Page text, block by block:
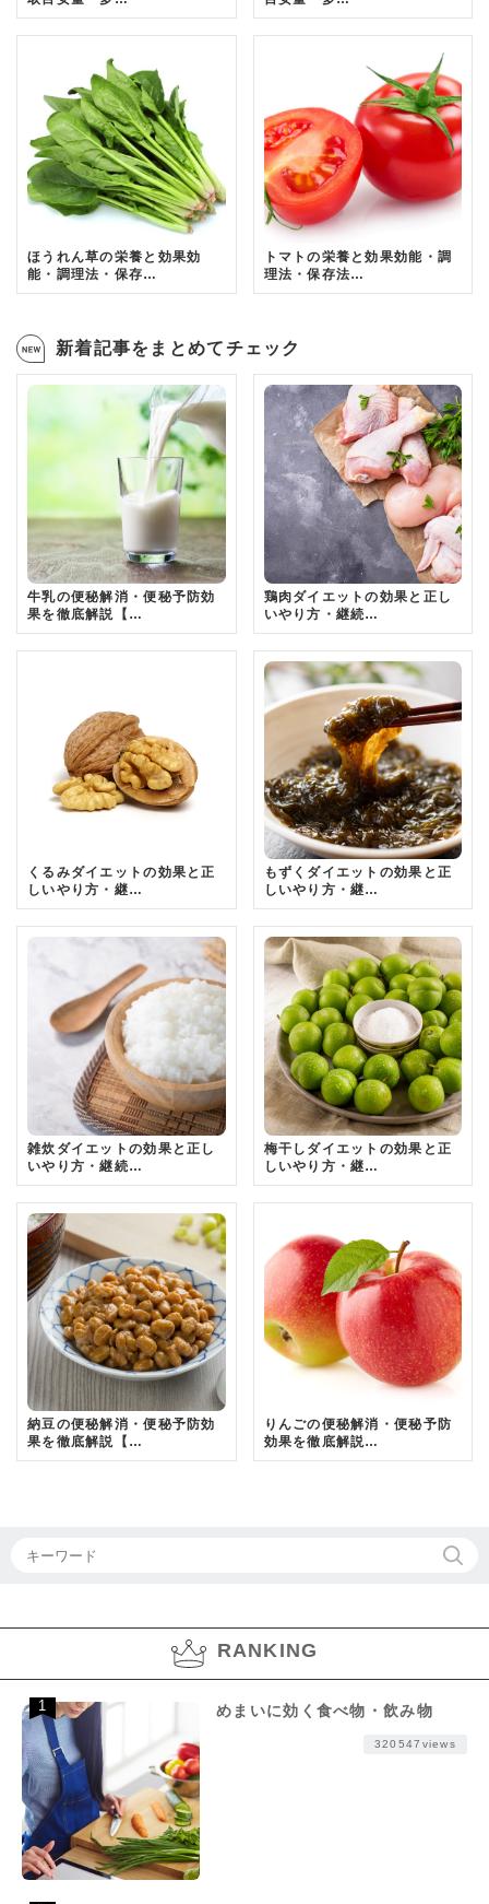
ほうれん草の栄養と効果効
能・調理法・保存…
トマトの栄養と効果効能・調
理法・保存法…
新着記事をまとめてチェック
牛乳の便秘解消・便秘予防効
果を徹底解説【…
鶏肉ダイエットの効果と正し
いやり方・継続…
くるみダイエットの効果と正
しいやり方・継…
もずくダイエットの効果と正
しいやり方・継…
雑炊ダイエットの効果と正し
いやり方・継続…
梅干しダイエットの効果と正
しいやり方・継…
納豆の便秘解消・便秘予防効
果を徹底解説【…
りんごの便秘解消・便秘予防
効果を徹底解説…
RANKING
めまいに効く食べ物・飲み物
320547views